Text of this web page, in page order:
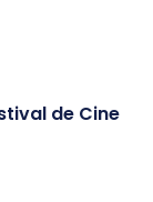
de Cine